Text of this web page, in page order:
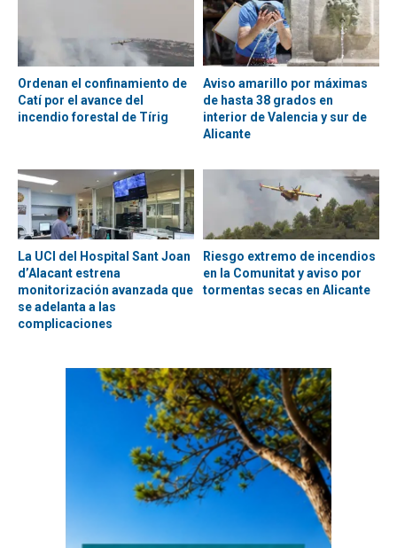
Ordenan el confinamiento de
Catí por el avance del
incendio forestal de Tírig
Aviso amarillo por máximas
de hasta 38 grados en
interior de Valencia y sur de
Alicante
La UCI del Hospital Sant Joan
d’Alacant estrena
monitorización avanzada que
se adelanta a las
complicaciones
Riesgo extremo de incendios
en la Comunitat y aviso por
tormentas secas en Alicante